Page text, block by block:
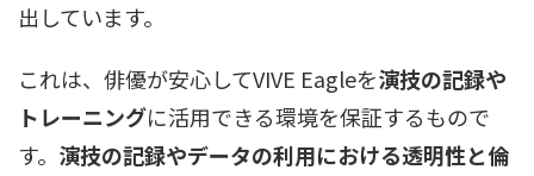
出しています。
これは、俳優が安心してVIVE Eagleを演技の記録や
トレーニングに活用できる環境を保証するもので
す。 演技の記録やデータの利用における透明性と倫